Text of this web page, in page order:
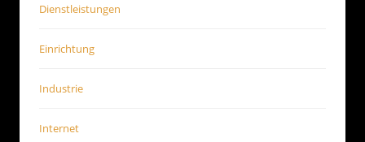
Dienstleistungen
Einrichtung
Industrie
Internet